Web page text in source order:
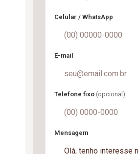
Celular / WhatsApp
E-mail
Telefone fixo (opcional)
Mensagem